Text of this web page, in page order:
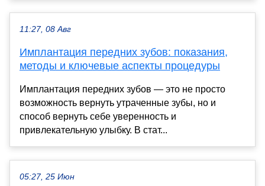
11:27, 08 Авг
Имплантация передних зубов: показания,
методы и ключевые аспекты процедуры
Имплантация передних зубов — это не просто
возможность вернуть утраченные зубы, но и
способ вернуть себе уверенность и
привлекательную улыбку. В стат...
05:27, 25 Июн